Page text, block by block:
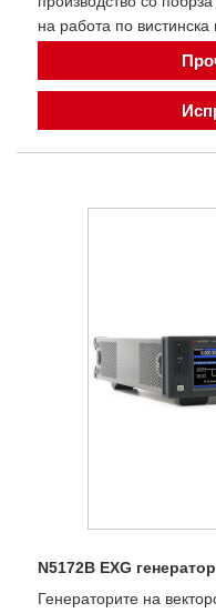
на работа по вистинска
N5172B EXG
Генераторите на